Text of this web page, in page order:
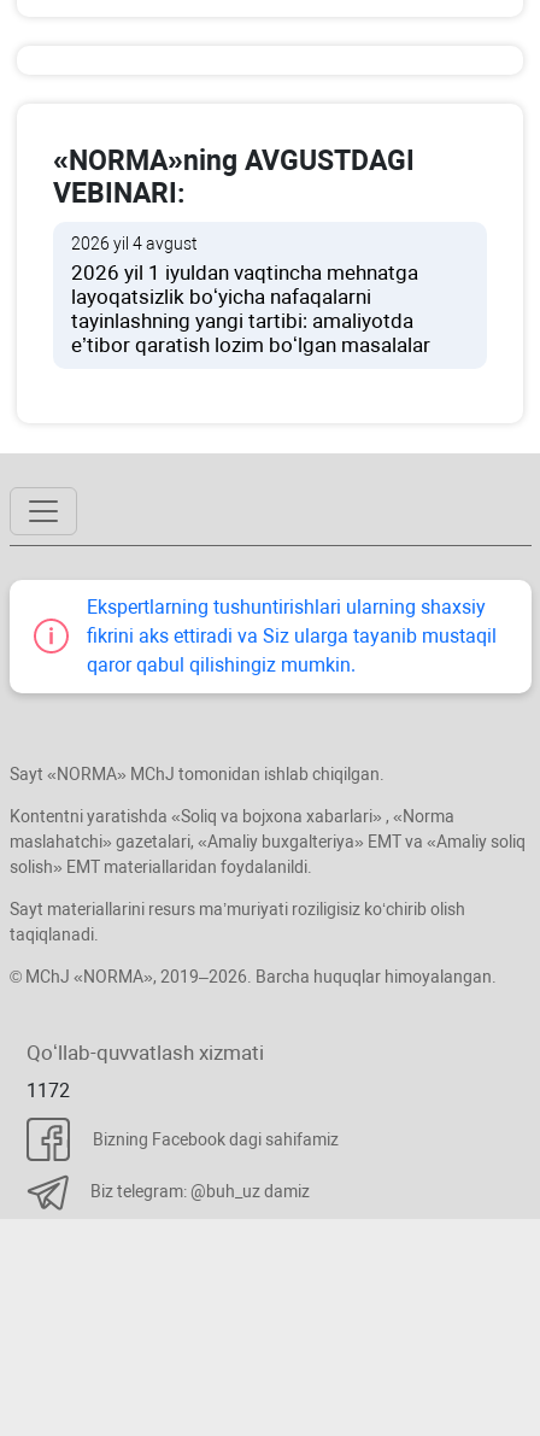
«NORMA»ning AVGUSTDAGI
VEBINARI:
2026 yil 4 avgust
2026 yil 1 iyuldan vaqtincha mehnatga
layoqatsizlik boʻyicha nafaqalarni
tayinlashning yangi tartibi: amaliyotda
e’tibor qaratish lozim boʻlgan masalalar
Ekspertlarning tushuntirishlari ularning shaхsiy
fikrini aks ettiradi va Siz ularga tayanib mustaqil
qaror qabul qilishingiz mumkin.
Sayt «NORMA» MChJ tomonidan ishlab chiqilgan.
Kontentni yaratishda «Soliq va bojхona хabarlari» , «Norma
maslahatchi» gazetalari, «Amaliy buхgalteriya» EMT va «Amaliy soliq
solish» EMT materiallaridan foydalanildi.
Sayt materiallarini resurs ma’muriyati roziligisiz koʻchirib olish
taqiqlanadi.
© MChJ «NORMA», 2019–2026. Barcha huquqlar himoyalangan.
Qoʻllab-quvvatlash хizmati
1172
Bizning Facebook dagi sahifamiz
Biz telegram: @buh_uz damiz